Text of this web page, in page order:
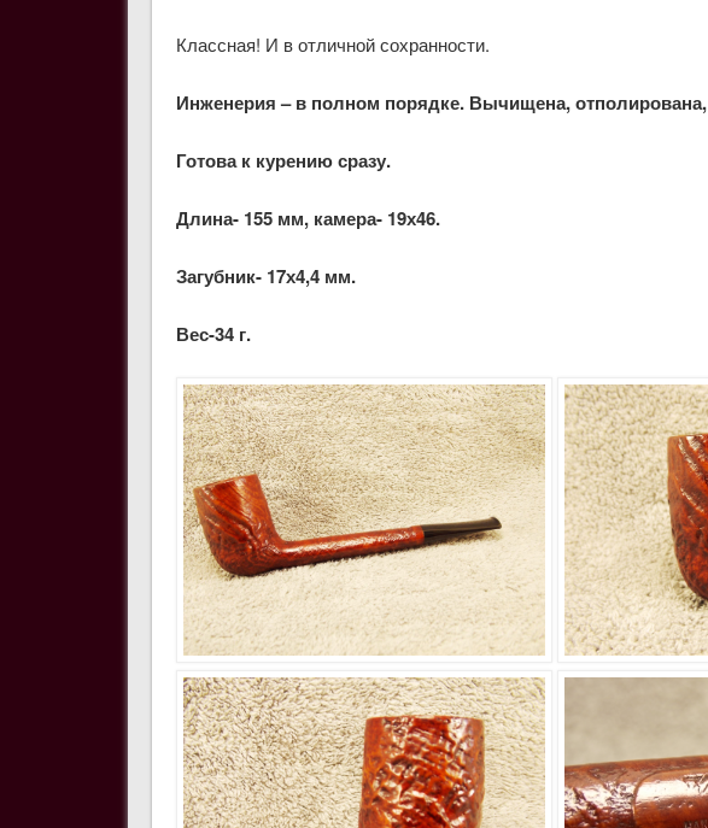
Классная! И в отличной сохранности.
Инженерия – в полном порядке. Вычищена,
Готова к курению сразу.
Длина- 155 мм, камера- 19х46.
Загубник- 17х4,4 мм.
Вес-34 г.